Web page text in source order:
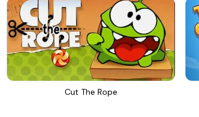
Cut The Rope